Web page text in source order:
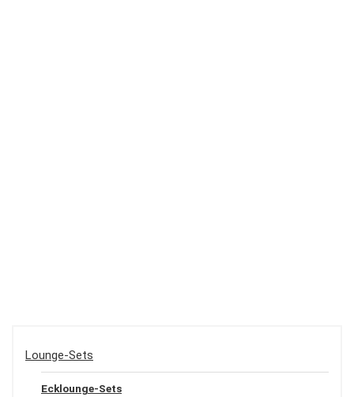
Lounge-Sets
Ecklounge-Sets